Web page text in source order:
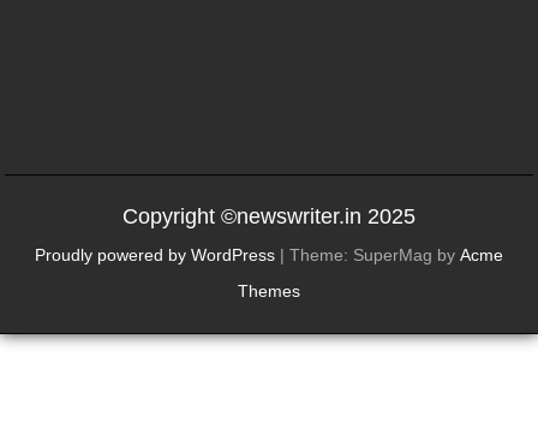
Copyright ©newswriter.in 2025
Proudly powered by WordPress | Theme: SuperMag by Acme
Themes